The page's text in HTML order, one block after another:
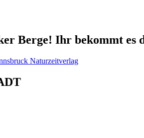
Berge! Ihr bekommt es